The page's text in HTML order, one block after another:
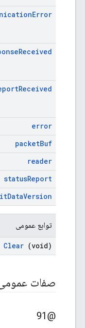
Error
Received
Received
error
packetBuf
reader
statusReport
DataVersion
توابع عمومی
Clear (void)
صفات
@91